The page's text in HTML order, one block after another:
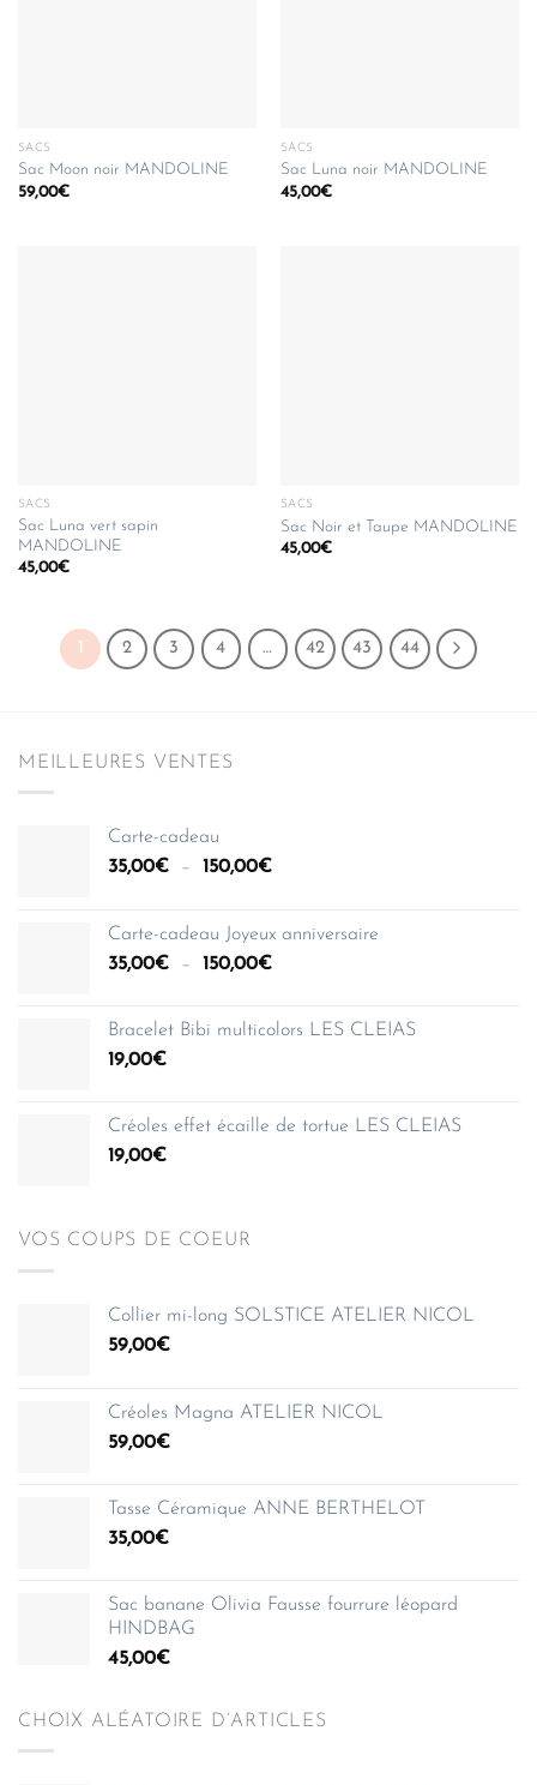
SACS
Sac Moon noir MANDOLINE
59,00€
SACS
Sac Luna noir MANDOLINE
45,00€
SACS
Sac Luna vert sapin
MANDOLINE
45,00€
SACS
Sac Noir et Taupe MANDOLINE
45,00€
1 2 3 4 … 42 43 44
MEILLEURES VENTES
Carte-cadeau
35,00€ – 150,00€Plage
35,00€
à
Carte-cadeau Joyeux anniversaire
35,00€ – 150,00€Plage
35,00€
Bracelet Bibi multicolors LES CLEIAS
19,00€
Créoles effet écaille de tortue LES CLEIAS
19,00€
VOS COUPS DE COEUR
Collier mi-long SOLSTICE ATELIER NICOL
59,00€
Créoles Magna ATELIER NICOL
59,00€
Tasse Céramique ANNE BERTHELOT
35,00€
Sac banane Olivia Fausse fourrure léopard
HINDBAG
45,00€
CHOIX ALÉATOIRE D’ARTICLES